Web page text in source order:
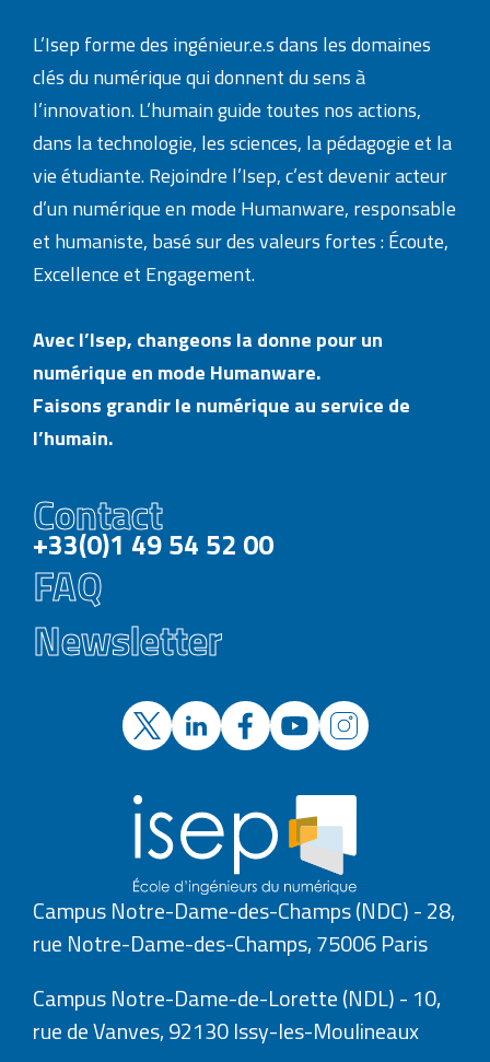
L’Isep forme des ingénieur.e.s dans les domaines
clés du numérique qui donnent du sens à
l’innovation. L’humain guide toutes nos actions,
dans la technologie, les sciences, la pédagogie et la
vie étudiante. Rejoindre l’Isep, c’est devenir acteur
d’un numérique en mode Humanware, responsable
et humaniste, basé sur des valeurs fortes : Écoute,
Excellence et Engagement.
Avec l’Isep, changeons la donne pour un
numérique en mode Humanware.
Faisons grandir le numérique au service de
l’humain.
Contact
+33(0)1 49 54 52 00
FAQ
Newsletter
Campus Notre-Dame-des-Champs (NDC) - 28,
rue Notre-Dame-des-Champs, 75006 Paris
Campus Notre-Dame-de-Lorette (NDL) - 10,
rue de Vanves, 92130 Issy-les-Moulineaux